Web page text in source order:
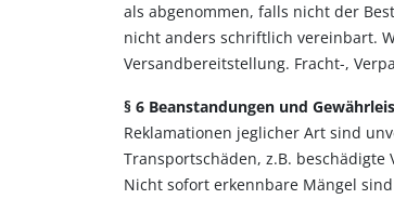
als abgenommen, falls nicht der
nicht anders schriftlich vereinbart.
Versandbereitstellung. Fracht-,
§ 6 Beanstandungen und
Reklamationen jeglicher Art sind
Transportschäden, z.B.
Nicht sofort erkennbare Mängel